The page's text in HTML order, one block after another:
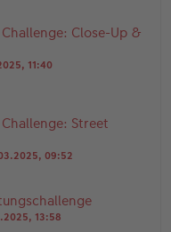
Close-Up &
11:40
Street
09:52
13:58